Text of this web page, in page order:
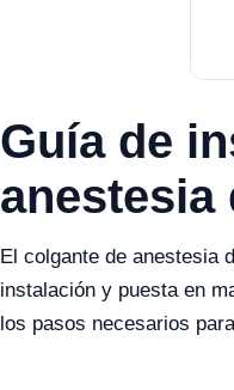
Guía de
anestesia
El colgante de anestesia
instalación y puesta en
los pasos necesarios